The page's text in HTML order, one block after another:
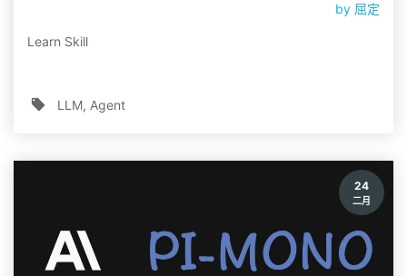
by 屈定
Learn Skill
LLM Agent
24
二月